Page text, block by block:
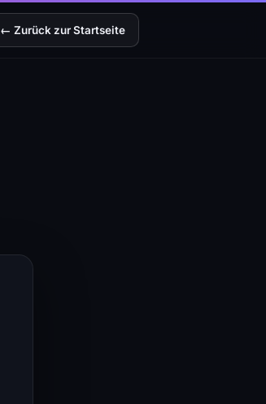
← Zurück zur Startseite